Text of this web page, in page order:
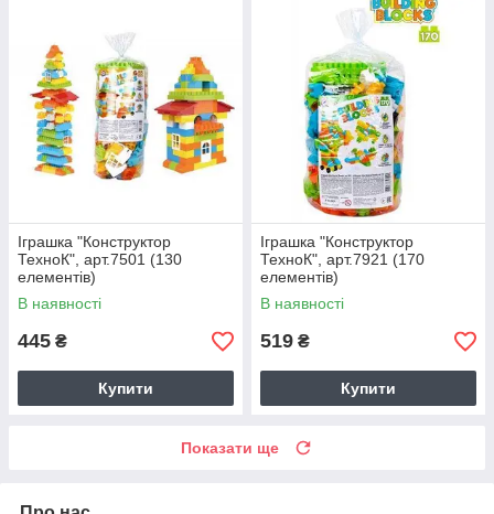
Іграшка "Конструктор
ТехноК", арт.7501 (130
елементів)
В наявності
445 ₴
Купити
Іграшка "Конструктор
ТехноК", арт.7921 (170
елементів)
В наявності
519 ₴
Купити
Показати ще